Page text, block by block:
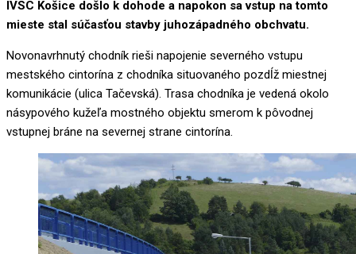
IVSC Košice došlo k dohode a napokon sa vstup na tomto
mieste stal súčasťou stavby juhozápadného obchvatu.
Novonavrhnutý chodník rieši napojenie severného vstupu
mestského cintorína z chodníka situovaného pozdĺž miestnej
komunikácie (ulica Tačevská). Trasa chodníka je vedená okolo
násypového kužeľa mostného objektu smerom k pôvodnej
vstupnej bráne na severnej strane cintorína.